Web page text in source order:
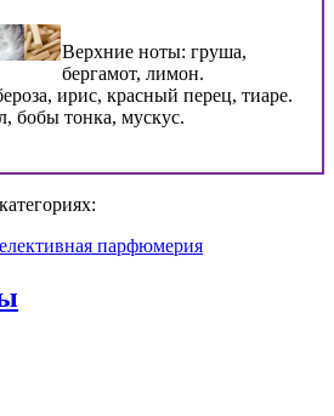
Верхние ноты: груша,
бергамот, лимон.
ирис, красный перец, тиаре.
бобы тонка, мускус.
парфюмерия